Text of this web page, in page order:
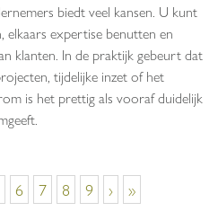
biedt veel kansen. U kunt
expertise benutten en
klanten. In de praktijk gebeurt dat
tijdelijke inzet of het
is het prettig als vooraf duidelijk
6 7 8 9 › »